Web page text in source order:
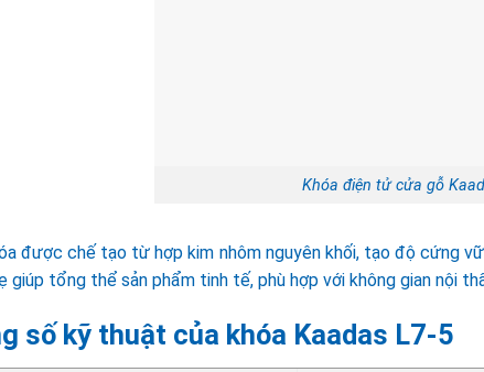
Khóa điện tử cửa gỗ
được chế tạo từ hợp kim nhôm nguyên khối, tạo độ cứng
giúp tổng thể sản phẩm tinh tế, phù hợp với không gian nội
số kỹ thuật của khóa Kaadas L7-5